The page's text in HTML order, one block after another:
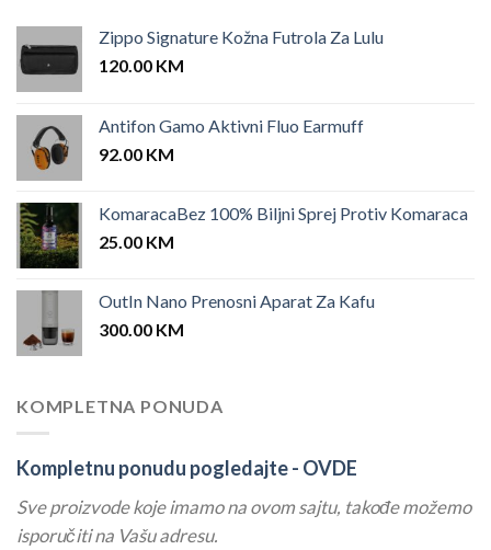
Zippo Signature Kožna Futrola Za Lulu
120.00 KM
Antifon Gamo Aktivni Fluo Earmuff
92.00 KM
KomaracaBez 100% Biljni Sprej Protiv Komaraca
25.00 KM
OutIn Nano Prenosni Aparat Za Kafu
300.00 KM
KOMPLETNA PONUDA
Kompletnu ponudu pogledajte - OVDE
Sve proizvode koje imamo na ovom sajtu, takođe možemo
isporučiti na Vašu adresu.